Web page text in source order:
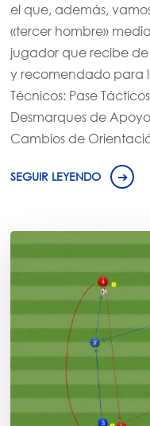
el que, además,
«tercer hombre»
jugador que recibe
y recomendado para
Técnicos: Pase
Desmarques de
Cambios de
SEGUIR LEYENDO